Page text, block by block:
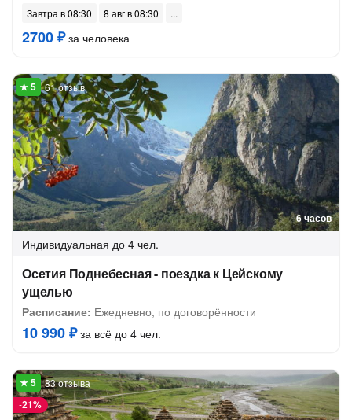
Завтра в 08:30 8 авг в 08:30
2700 ₽за человека
6 часов
61 отзыв
Индивидуальная до 4 чел.
Осетия Поднебесная - поездка к Цейскому
ущелью
Расписание: Ежедневно, по договорённости
10 990 ₽за всё до 4 чел.
-21%
83 отзыва